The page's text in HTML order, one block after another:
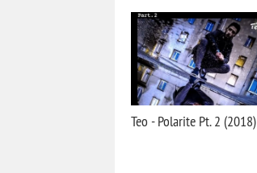
Teo - Polarite Pt. 2 (2018)